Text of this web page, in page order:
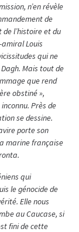
n’en révèle
de
de l’histoire et du
amiral Louis
qui ne
Mais tout de
que rend
obstiné »,
Près de
se dessine.
porte son
marine française
qui
le génocide de
Elle nous
au Caucase, si
fini de cette